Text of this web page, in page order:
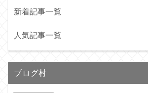
新着記事一覧
人気記事一覧
ブログ村